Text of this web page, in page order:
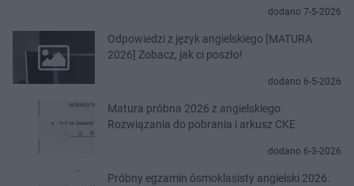
dodano 7-5-2026
Odpowiedzi z język angielskiego [MATURA
2026] Zobacz, jak ci poszło!
dodano 6-5-2026
Matura próbna 2026 z angielskiego.
Rozwiązania do pobrania i arkusz CKE
dodano 6-3-2026
Próbny egzamin ósmoklasisty angielski 2026.